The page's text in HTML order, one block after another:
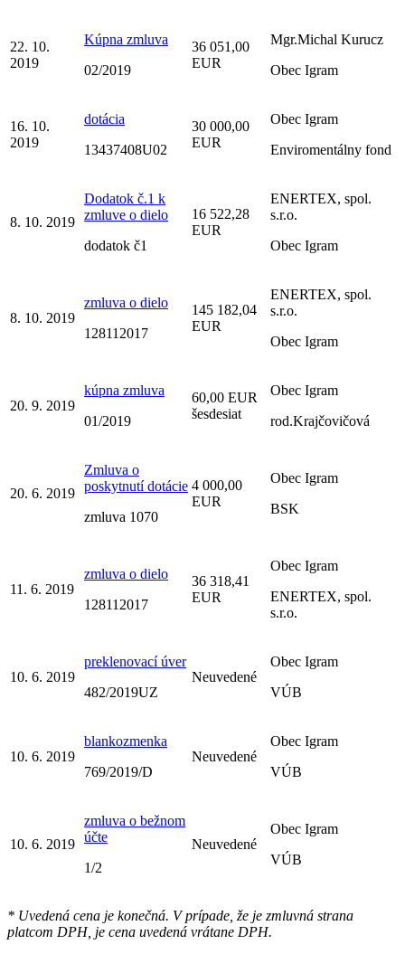
22. 10.
2019
Kúpna zmluva
02/2019
36 051,00
EUR
Mgr.Michal Kurucz
Obec Igram
16. 10.
2019
dotácia
13437408U02
30 000,00
EUR
Obec Igram
Enviromentálny fond
8. 10. 2019
Dodatok č.1 k
zmluve o dielo
dodatok č1
16 522,28
EUR
ENERTEX, spol.
s.r.o.
Obec Igram
8. 10. 2019
zmluva o dielo
128112017
145 182,04
EUR
ENERTEX, spol.
s.r.o.
Obec Igram
20. 9. 2019
kúpna zmluva
01/2019
60,00 EUR
šesdesiat
Obec Igram
rod.Krajčovičová
20. 6. 2019
Zmluva o
poskytnutí dotácie
zmluva 1070
4 000,00
EUR
Obec Igram
BSK
11. 6. 2019
zmluva o dielo
128112017
36 318,41
EUR
Obec Igram
ENERTEX, spol.
s.r.o.
10. 6. 2019
preklenovací úver
482/2019UZ
Neuvedené
Obec Igram
VÚB
10. 6. 2019
blankozmenka
769/2019/D
Neuvedené
Obec Igram
VÚB
10. 6. 2019
zmluva o bežnom
účte
1/2
Neuvedené
Obec Igram
VÚB
* Uvedená cena je konečná. V prípade, že je zmluvná strana
platcom DPH, je cena uvedená vrátane DPH.